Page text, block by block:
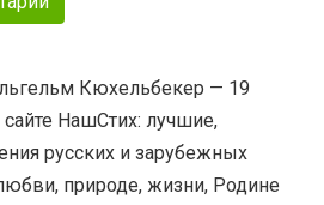
Кюхельбекер — 19
сайте НашСтих: лучшие,
русских и зарубежных
природе, жизни, Родине